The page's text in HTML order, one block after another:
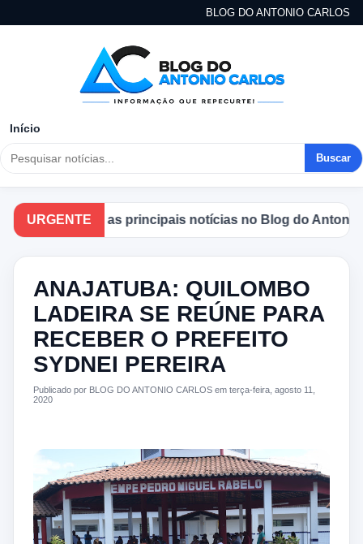
BLOG DO ANTONIO CARLOS
Início
Buscar
URGENTE
as principais notícias no Blog do Antonio Carlos.
ANAJATUBA: QUILOMBO
LADEIRA SE REÚNE PARA
RECEBER O PREFEITO
SYDNEI PEREIRA
Publicado por BLOG DO ANTONIO CARLOS em terça-feira, agosto 11,
2020